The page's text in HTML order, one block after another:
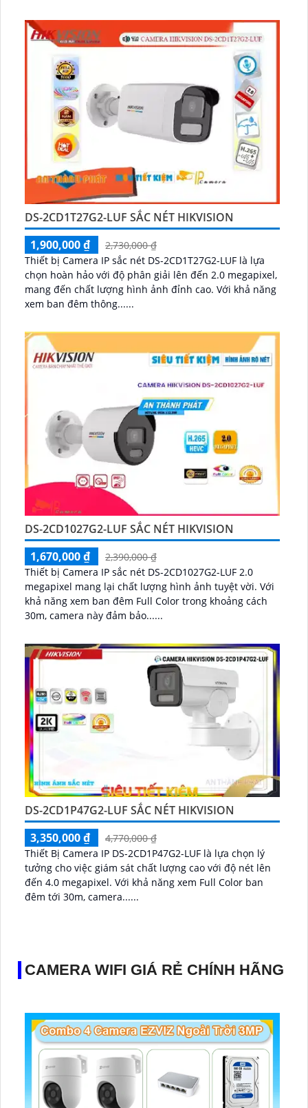
DS-2CD1T27G2-LUF SẮC NÉT HIKVISION
1,900,000 ₫
2,730,000 ₫
Thiết bị Camera IP sắc nét DS-2CD1T27G2-LUF là lựa
chọn hoàn hảo với độ phân giải lên đến 2.0 megapixel,
mang đến chất lượng hình ảnh đỉnh cao. Với khả năng
xem ban đêm thông......
DS-2CD1027G2-LUF SẮC NÉT HIKVISION
1,670,000 ₫
2,390,000 ₫
Thiết bị Camera IP sắc nét DS-2CD1027G2-LUF 2.0
megapixel mang lại chất lượng hình ảnh tuyệt vời. Với
khả năng xem ban đêm Full Color trong khoảng cách
30m, camera này đảm bảo......
DS-2CD1P47G2-LUF SẮC NÉT HIKVISION
3,350,000 ₫
4,770,000 ₫
Thiết Bị Camera IP DS-2CD1P47G2-LUF là lựa chọn lý
tưởng cho việc giám sát chất lượng cao với độ nét lên
đến 4.0 megapixel. Với khả năng xem Full Color ban
đêm tới 30m, camera......
CAMERA WIFI GIÁ RẺ CHÍNH HÃNG